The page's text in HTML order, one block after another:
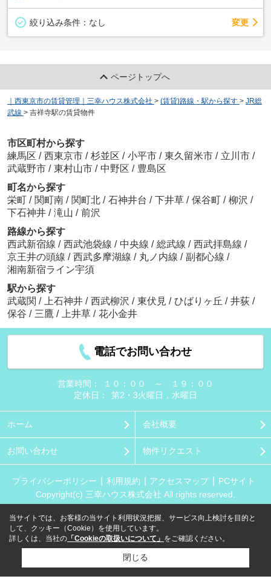
絞り込み条件： なし 変更
ページトップへ
｜西東京市の賃貸管理｜三幸ハウス株式会社 > (賃貸)路線・駅から探す > JR総
武線 > 吉祥寺駅の賃貸物件
市区町村から探す
練馬区 / 西東京市 / 杉並区 / 小平市 / 東久留米市 / 立川市 /
武蔵野市 / 東村山市 / 中野区 / 豊島区
町名から探す
栄町 / 関町南 / 関町北 / 石神井台 / 下井草 / 保谷町 / 柳沢 /
下石神井 / 滝山 / 前沢
路線から探す
西武新宿線 / 西武池袋線 / 中央線 / 総武線 / 西武拝島線 /
京王井の頭線 / 西武多摩湖線 / 丸ノ内線 / 副都心線 /
湘南新宿ライン宇須
駅から探す
武蔵関 / 上石神井 / 西武柳沢 / 東伏見 / ひばりヶ丘 / 井荻 /
保谷 / 三鷹 / 上井草 / 花小金井
電話でお問い合わせ
営業時間：
１０：００ ～ １９：００
定休日：
第2・3火曜日，水曜日
ホーム 会社概要
お問い合わせ 物件リクエスト
プライバシーポリシー 利用規約 アクセスマップ
PCサイト
Copyright(c) 三幸ハウス株式会社 All rights reserved.
当サイトでは、お客様の当サイト利用状況把握、サービス向上検討を目的と
して、クッキー（Cookie）を使用しています。
詳しくは、当社の 「Cookieの取扱いについて」 をご確認ください。
閉じる